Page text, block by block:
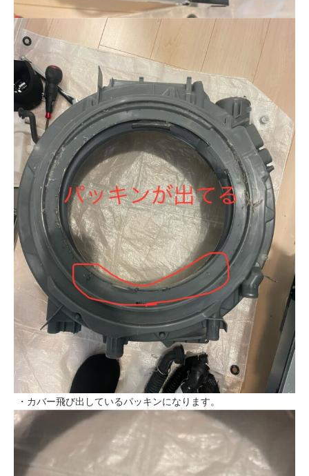
・カバー飛び出しているパッキンになります。